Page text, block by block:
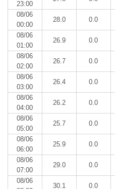
23:00
08/06
00:00
28.0 0.0
08/06
01:00
26.9 0.0
08/06
02:00
26.7 0.0
08/06
03:00
26.4 0.0
08/06
04:00
26.2 0.0
08/06
05:00
25.7 0.0
08/06
06:00
25.9 0.0
08/06
07:00
29.0 0.0
08/06
30.1 0.0